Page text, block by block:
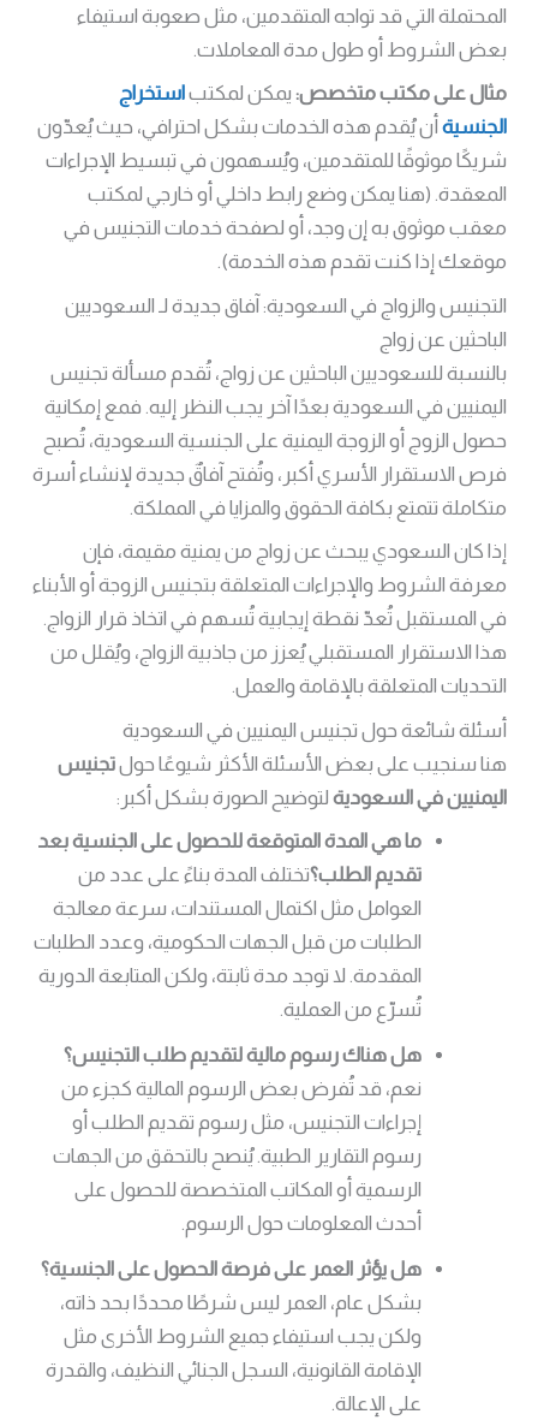
المحتملة التي قد تواجه المتقدمين، مثل صعوبة استيفاء
بعض الشروط أو طول مدة المعاملات.
مثال على مكتب متخصص: يمكن لمكتباستخراج
الجنسية أن يُقدم هذه الخدمات بشكل احترافي، حيث يُعدّون
شريكًا موثوقًا للمتقدمين، ويُسهمون في تبسيط الإجراءات
المعقدة. (هنا يمكن وضع رابط داخلي أو خارجي لمكتب
معقب موثوق به إن وجد، أو لصفحة خدمات التجنيس في
موقعك إذا كنت تقدم هذه الخدمة).
التجنيس والزواج في السعودية: آفاق جديدة لـ السعوديين
الباحثين عن زواج
بالنسبة للسعوديين الباحثين عن زواج، تُقدم مسألة تجنيس
اليمنيين في السعودية بعدًا آخر يجب النظر إليه. فمع إمكانية
حصول الزوج أو الزوجة اليمنية على الجنسية السعودية، تُصبح
فرص الاستقرار الأسري أكبر، وتُفتح آفاقٌ جديدة لإنشاء أسرة
متكاملة تتمتع بكافة الحقوق والمزايا في المملكة.
إذا كان السعودي يبحث عن زواج من يمنية مقيمة، فإن
معرفة الشروط والإجراءات المتعلقة بتجنيس الزوجة أو الأبناء
في المستقبل تُعدّ نقطة إيجابية تُسهم في اتخاذ قرار الزواج.
هذا الاستقرار المستقبلي يُعزز من جاذبية الزواج، ويُقلل من
التحديات المتعلقة بالإقامة والعمل.
أسئلة شائعة حول تجنيس اليمنيين في السعودية
هنا سنجيب على بعض الأسئلة الأكثر شيوعًا حولتجنيس
اليمنيين في السعودية لتوضيح الصورة بشكل أكبر:
ما هي المدة المتوقعة للحصول على الجنسية بعد
تقديم الطلب؟تختلف المدة بناءً على عدد من
العوامل مثل اكتمال المستندات، سرعة معالجة
الطلبات من قبل الجهات الحكومية، وعدد الطلبات
المقدمة. لا توجد مدة ثابتة، ولكن المتابعة الدورية
تُسرّع من العملية.
هل هناك رسوم مالية لتقديم طلب التجنيس؟
نعم، قد تُفرض بعض الرسوم المالية كجزء من
إجراءات التجنيس، مثل رسوم تقديم الطلب أو
رسوم التقارير الطبية. يُنصح بالتحقق من الجهات
الرسمية أو المكاتب المتخصصة للحصول على
أحدث المعلومات حول الرسوم.
هل يؤثر العمر على فرصة الحصول على الجنسية؟
بشكل عام، العمر ليس شرطًا محددًا بحد ذاته،
ولكن يجب استيفاء جميع الشروط الأخرى مثل
الإقامة القانونية، السجل الجنائي النظيف، والقدرة
على الإعالة.